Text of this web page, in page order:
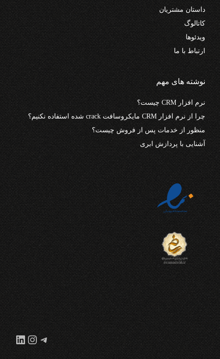
داستان مشتریان
کاتالوگ
ویدئوها
ارتباط با ما
نوشته های مهم
نرم افزار CRM چیست؟
چرا از نرم افزار CRM مایکروسافت crack شده استفاده نکنیم؟
منظور از خدمات پس از فروش چیست؟
آشنایی با پردازش ابری
تلگرام